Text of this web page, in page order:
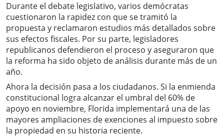
Durante el debate legislativo, varios demócratas
cuestionaron la rapidez con que se tramitó la
propuesta y reclamaron estudios más detallados sobre
sus efectos fiscales. Por su parte, legisladores
republicanos defendieron el proceso y aseguraron que
la reforma ha sido objeto de análisis durante más de un
año.
Ahora la decisión pasa a los ciudadanos. Si la enmienda
constitucional logra alcanzar el umbral del 60% de
apoyo en noviembre, Florida implementará una de las
mayores ampliaciones de exenciones al impuesto sobre
la propiedad en su historia reciente.